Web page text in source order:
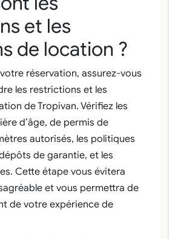
et les
de location ?
réservation, assurez-vous
les restrictions et les
de Tropivan. Vérifiez les
d’âge, de permis de
autorisés, les politiques
de garantie, et les
Cette étape vous évitera
et vous permettra de
de votre expérience de